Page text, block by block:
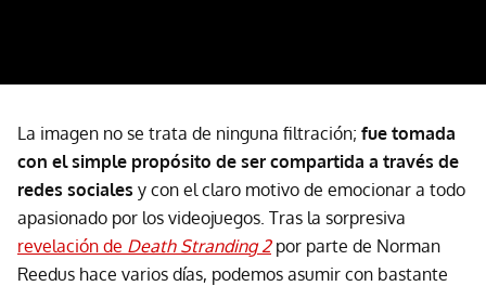
La imagen no se trata de ninguna filtración; fue tomada
con el simple propósito de ser compartida a través de
redes sociales y con el claro motivo de emocionar a todo
apasionado por los videojuegos. Tras la sorpresiva
revelación de Death Stranding 2por parte de Norman
Reedus hace varios días, podemos asumir con bastante